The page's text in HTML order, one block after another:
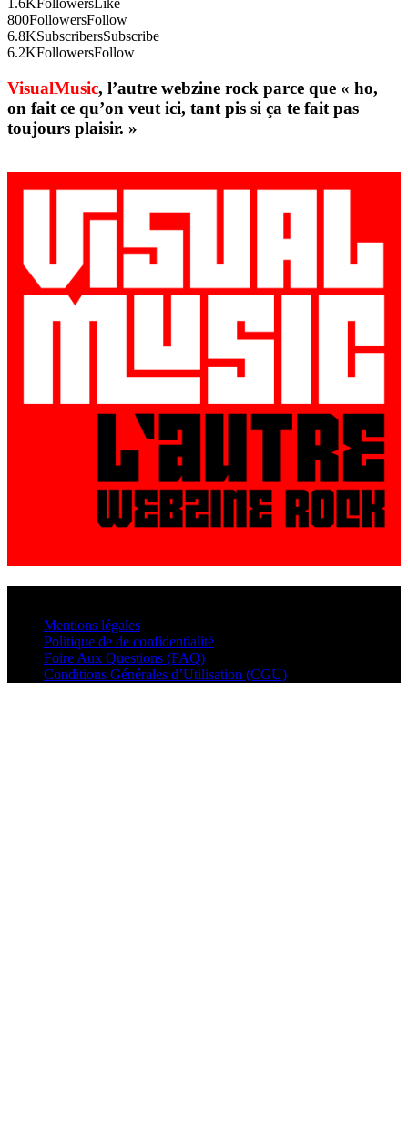
1.6KFollowersLike
800FollowersFollow
6.8KSubscribersSubscribe
6.2KFollowersFollow
VisualMusic, l’autre webzine rock parce que « ho,
on fait ce qu’on veut ici, tant pis si ça te fait pas
toujours plaisir. »
Mentions légales
Politique de de confidentialité
Foire Aux Questions (FAQ)
Conditions Générales d’Utilisation (CGU)